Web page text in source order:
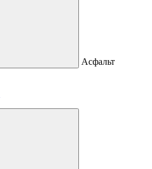
Асфальт